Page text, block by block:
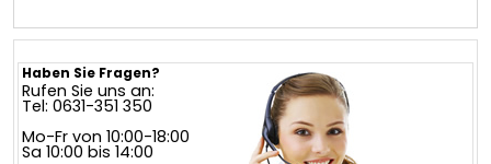
Haben Sie Fragen?
Rufen Sie uns an:
Tel: 0631-351 350
Mo-Fr von 10:00-18:00
Sa 10:00 bis 14:00